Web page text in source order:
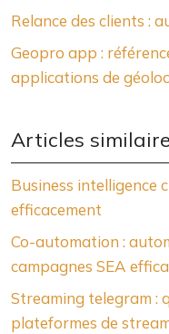
Relance des clients :
Geopro app :
applications de
Articles
Business intelligence
efficacement
Co-automation :
campagnes SEA
Streaming telegram :
plateformes de